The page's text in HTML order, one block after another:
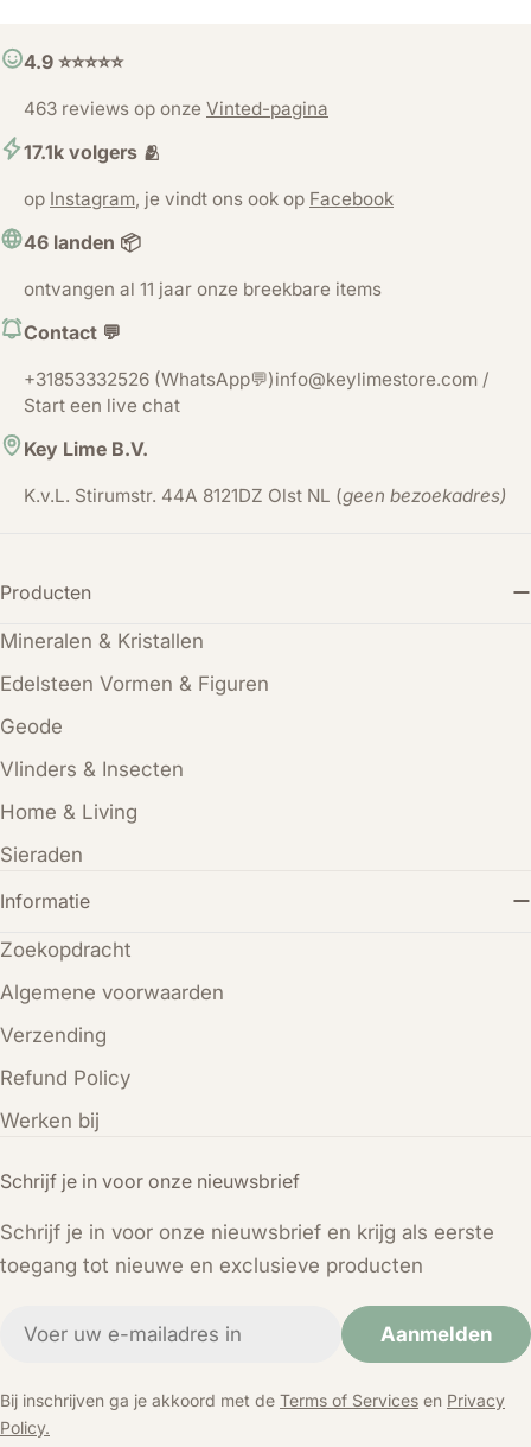
4.9 ⭐️⭐️⭐️⭐️⭐️
463 reviews op onze Vinted-pagina
17.1k volgers 🫂
op Instagram, je vindt ons ook op Facebook
46 landen 📦
ontvangen al 11 jaar onze breekbare items
Contact 💬
+31853332526 (WhatsApp💬)info@keylimestore.com /
Start een live chat
Key Lime B.V.
K.v.L. Stirumstr. 44A 8121DZ Olst NL (geen bezoekadres)
Schrijf je in voor onze nieuwsbrief
Schrijf je in voor onze nieuwsbrief en krijg als eerste
toegang tot nieuwe en exclusieve producten
Aanmelden
Bij inschrijven ga je akkoord met de Terms of Services en Privacy
Policy.
Producten
Mineralen & Kristallen
Edelsteen Vormen & Figuren
Geode
Vlinders & Insecten
Home & Living
Sieraden
Informatie
Zoekopdracht
Algemene voorwaarden
Verzending
Refund Policy
Werken bij